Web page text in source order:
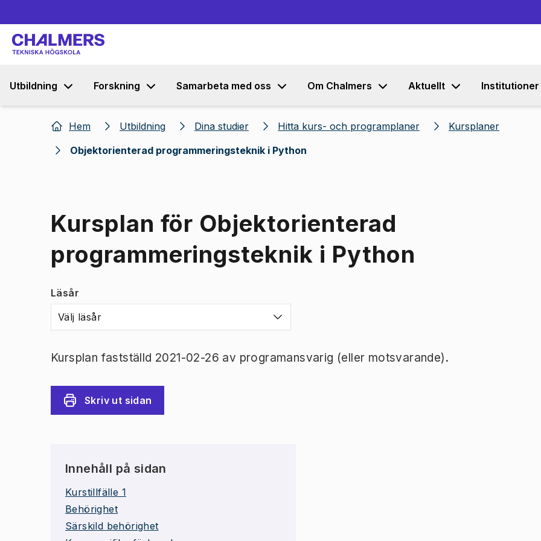
Utbildning Forskning Samarbeta med oss Om Chalmers Aktuellt Institutioner
Hem Utbildning Dina studier Hitta kurs- och programplaner
Kursplaner
Objektorienterad programmeringsteknik i Python
Kursplan för Objektorienterad
programmeringsteknik i Python
Läsår
Välj läsår
Kursplan fastställd 2021-02-26 av programansvarig (eller motsvarande).
Skriv ut sidan
Innehåll på sidan
Kurstillfälle 1
Behörighet
Särskild behörighet